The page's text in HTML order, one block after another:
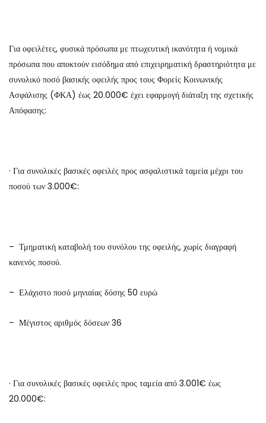
Για οφειλέτες, φυσικά πρόσωπα με πτωχευτική ικανότητα ή νομικά
πρόσωπα που αποκτούν εισόδημα από επιχειρηματική δραστηριότητα με
συνολικό ποσό βασικής οφειλής προς τους Φορείς Κοινωνικής
Ασφάλισης (ΦΚΑ) έως 20.000€ έχει εφαρμογή διάταξη της σχετικής
Απόφασης:
· Για συνολικές βασικές οφειλές προς ασφαλιστικά ταμεία μέχρι του
ποσού των 3.000€:
– Τμηματική καταβολή του συνόλου της οφειλής, χωρίς διαγραφή
κανενός ποσού.
– Ελάχιστο ποσό μηνιαίας δόσης 50 ευρώ
– Μέγιστος αριθμός δόσεων 36
· Για συνολικές βασικές οφειλές προς ταμεία από 3.001€ έως
20.000€: